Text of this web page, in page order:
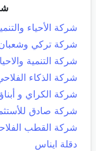
شركة الأحياء
شركة تركي وشعبان
شركة التنمية
شركة الذكاء
شركة الكراي و
شركة صادق
شركة القطب
دقلة ايناس